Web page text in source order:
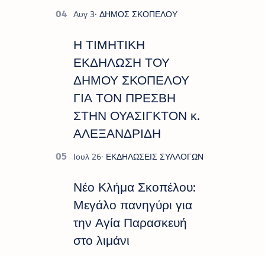
Η ΤΙΜΗΤΙΚΗ
ΕΚΔΗΛΩΣΗ ΤΟΥ
ΔΗΜΟΥ ΣΚΟΠΕΛΟΥ
ΓΙΑ ΤΟΝ ΠΡΕΣΒΗ
ΣΤΗΝ ΟΥΑΣΙΓΚΤΟΝ κ.
ΑΛΕΞΑΝΔΡΙΔΗ
Νέο Κλήμα Σκοπέλου:
Μεγάλο πανηγύρι για
την Αγία Παρασκευή
στο λιμάνι